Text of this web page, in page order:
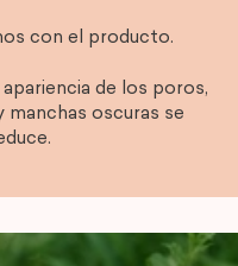
con el producto.
de los poros,
oscuras se